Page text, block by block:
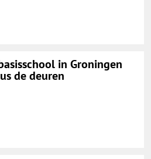
in Groningen
de deuren